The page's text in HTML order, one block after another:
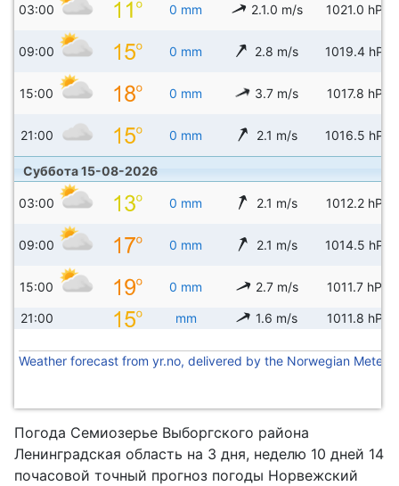
03:00 0 mm 2.1.0 m/s 1021.0 hPa
09:00 0 mm 2.8 m/s 1019.4 hPa
15:00 0 mm 3.7 m/s 1017.8 hPa
21:00 0 mm 2.1 m/s 1016.5 hPa
Суббота 15-08-2026
03:00 0 mm 2.1 m/s 1012.2 hPa
09:00 0 mm 2.1 m/s 1014.5 hPa
15:00 0 mm 2.7 m/s 1011.7 hPa
21:00 mm 1.6 m/s 1011.8 hPa
Weather forecast from yr.no, delivered by the Norwegian
Погода Семиозерье Выборгского района
Ленинградская область на 3 дня, неделю 10 дней 14
почасовой точный прогноз погоды Норвежский